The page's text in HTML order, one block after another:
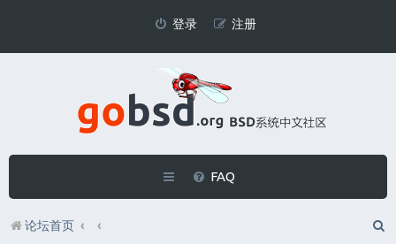
登录 注册
FAQ
论坛首页